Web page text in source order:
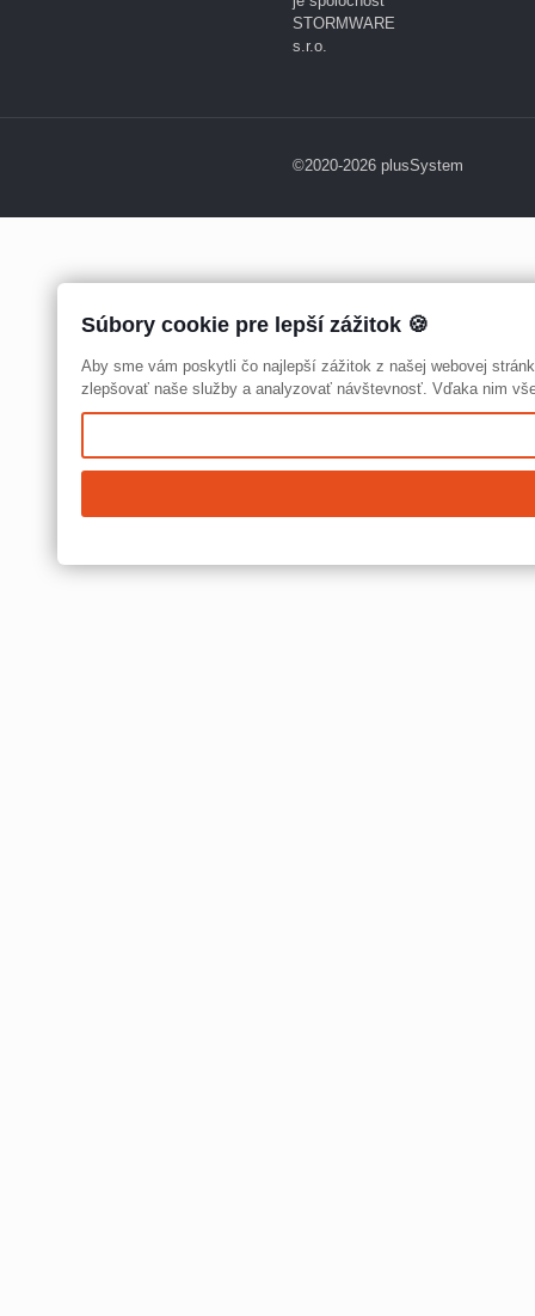
STORMWARE
s.r.o.
©2020-2026 plusSystem
Súbory cookie pre lepší zážitok 🍪
Aby sme vám poskytli čo najlepší zážitok z našej webovej
zlepšovať naše služby a analyzovať návštevnosť. Vďaka nim